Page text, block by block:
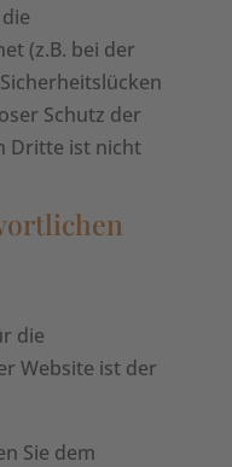
(z.B. bei der
Schutz der
Dritte ist nicht
die
Website ist der
Sie dem